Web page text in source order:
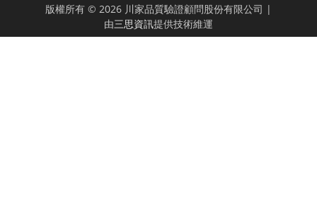
版權所有 © 2026 川家品質驗證顧問股份有限公司 |
由三思資訊提供技術維運